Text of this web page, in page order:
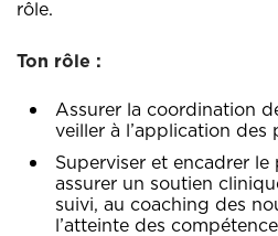
rôle.
Ton rôle :
Assurer la coordination
veiller à l’application
Superviser et encadrer
assurer un soutien
suivi, au coaching des
l’atteinte des